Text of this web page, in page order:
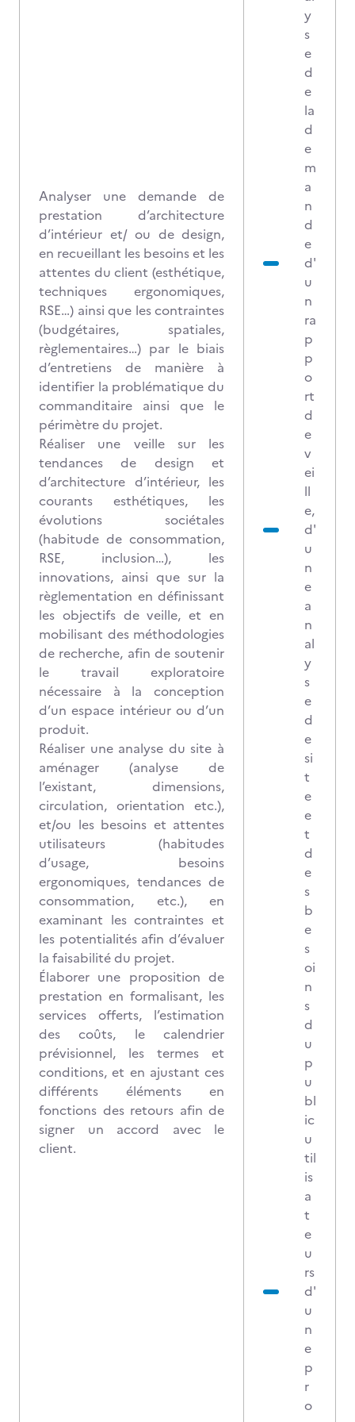
Analyser une demande de
prestation d’architecture
d’intérieur et/ ou de design,
en recueillant les besoins et les
attentes du client (esthétique,
techniques ergonomiques,
RSE…) ainsi que les contraintes
(budgétaires, spatiales,
règlementaires…) par le biais
d’entretiens de manière à
identifier la problématique du
commanditaire ainsi que le
périmètre du projet.
Réaliser une veille sur les
tendances de design et
d’architecture d’intérieur, les
courants esthétiques, les
évolutions sociétales
(habitude de consommation,
RSE, inclusion…), les
innovations, ainsi que sur la
règlementation en définissant
les objectifs de veille, et en
mobilisant des méthodologies
de recherche, afin de soutenir
le travail exploratoire
nécessaire à la conception
d’un espace intérieur ou d’un
produit.
Réaliser une analyse du site à
aménager (analyse de
l’existant, dimensions,
circulation, orientation etc.),
et/ou les besoins et attentes
utilisateurs (habitudes
d’usage, besoins
ergonomiques, tendances de
consommation, etc.), en
examinant les contraintes et
les potentialités afin d’évaluer
la faisabilité du projet.
Élaborer une proposition de
prestation en formalisant, les
services offerts, l’estimation
des coûts, le calendrier
prévisionnel, les termes et
conditions, et en ajustant ces
différents éléments en
fonctions des retours afin de
signer un accord avec le
client.
y
s
e
d
e
la
d
e
m
a
n
d
e
d'
u
n
ra
p
p
o
rt
d
e
v
ei
ll
e,
d'
u
n
e
a
n
al
y
s
e
d
e
si
t
e
e
t
d
e
s
b
e
s
oi
n
s
d
u
p
u
bl
ic
u
til
is
a
t
e
u
rs
d'
u
n
e
p
r
o